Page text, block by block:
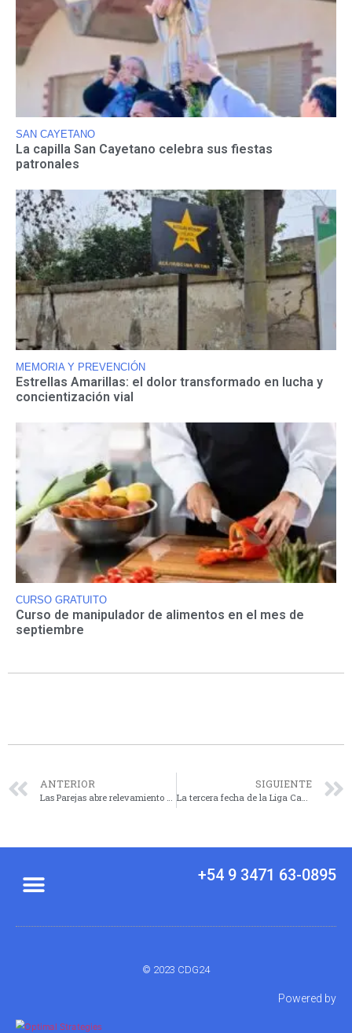
SAN CAYETANO
La capilla San Cayetano celebra sus fiestas
patronales
MEMORIA Y PREVENCIÓN
Estrellas Amarillas: el dolor transformado en lucha y
concientización vial
CURSO GRATUITO
Curso de manipulador de alimentos en el mes de
septiembre
ANTERIOR
Las Parejas abre relevamiento para productores afectados por el granizo del 18 y 19 de febrero
SIGUIENTE
La tercera fecha de la Liga Cañadense cambia de agenda y se jugará Lunes 9 y Martes 10
+54 9 3471 63-0895
© 2023 CDG24
Powered by